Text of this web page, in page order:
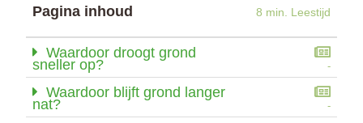
Pagina inhoud 8 min. Leestijd
Waardoor droogt grond
sneller op? -
Waardoor blijft grond langer
nat? -